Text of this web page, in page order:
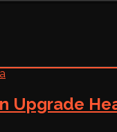
Upgrade